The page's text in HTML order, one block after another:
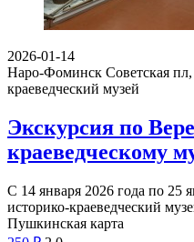
2026-01-14
Наро-Фоминск Советская пл,
краеведческий музей
Экскурсия по
краеведческому
С 14 января 2026 года по 25
историко-краеведческий
Пушкинская карта